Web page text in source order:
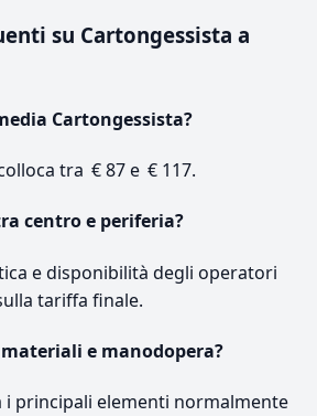
su Cartongessista a
Cartongessista?
tra € 87 e € 117.
centro e periferia?
e disponibilità degli operatori
tariffa finale.
e manodopera?
i principali elementi normalmente